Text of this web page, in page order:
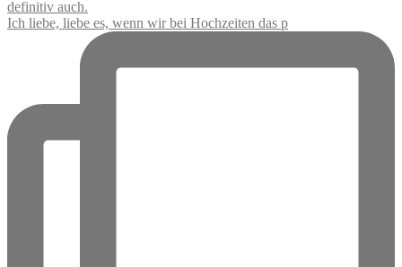
Ich liebe, liebe es, wenn wir bei Hochzeiten das p